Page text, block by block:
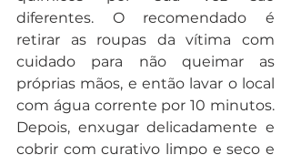
diferentes. O recomendado é
retirar as roupas da vítima com
cuidado para não queimar as
próprias mãos, e então lavar o local
com água corrente por 10 minutos.
Depois, enxugar delicadamente e
cobrir com curativo limpo e seco e